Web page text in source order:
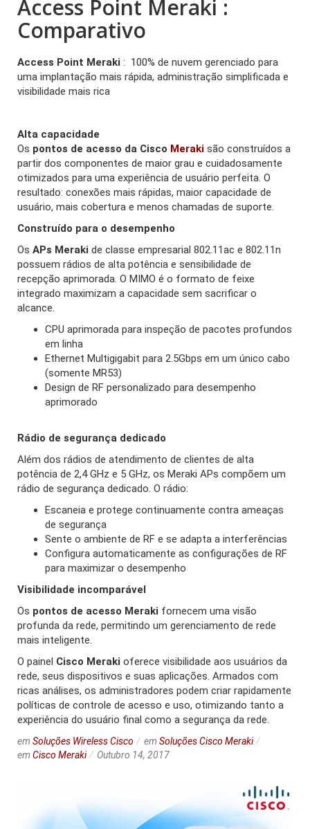
Access Point Meraki :
Comparativo
Access Point Meraki : 100% de nuvem gerenciado para
uma implantação mais rápida, administração simplificada e
visibilidade mais rica
Alta capacidade
Os pontos de acesso da Cisco Meraki são construídos a
partir dos componentes de maior grau e cuidadosamente
otimizados para uma experiência de usuário perfeita. O
resultado: conexões mais rápidas, maior capacidade de
usuário, mais cobertura e menos chamadas de suporte.
Construído para o desempenho
Os APs Meraki de classe empresarial 802.11ac e 802.11n
possuem rádios de alta potência e sensibilidade de
recepção aprimorada. O MIMO é o formato de feixe
integrado maximizam a capacidade sem sacrificar o
alcance.
CPU aprimorada para inspeção de pacotes profundos
em linha
Ethernet Multigigabit para 2.5Gbps em um único cabo
(somente MR53)
Design de RF personalizado para desempenho
aprimorado
Rádio de segurança dedicado
Além dos rádios de atendimento de clientes de alta
potência de 2,4 GHz e 5 GHz, os Meraki APs compõem um
rádio de segurança dedicado. O rádio:
Escaneia e protege continuamente contra ameaças
de segurança
Sente o ambiente de RF e se adapta a interferências
Configura automaticamente as configurações de RF
para maximizar o desempenho
Visibilidade incomparável
Os pontos de acesso Meraki fornecem uma visão
profunda da rede, permitindo um gerenciamento de rede
mais inteligente.
O painel Cisco Meraki oferece visibilidade aos usuários da
rede, seus dispositivos e suas aplicações. Armados com
ricas análises, os administradores podem criar rapidamente
políticas de controle de acesso e uso, otimizando tanto a
experiência do usuário final como a segurança da rede.
em Soluções Wireless Cisco em Soluções Cisco Meraki
em Cisco Meraki Outubro 14, 2017